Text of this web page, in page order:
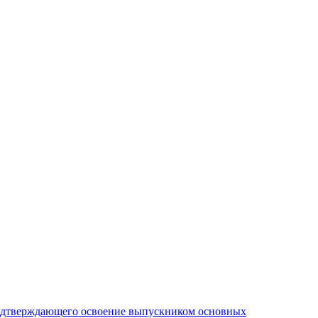
освоение выпускником основных